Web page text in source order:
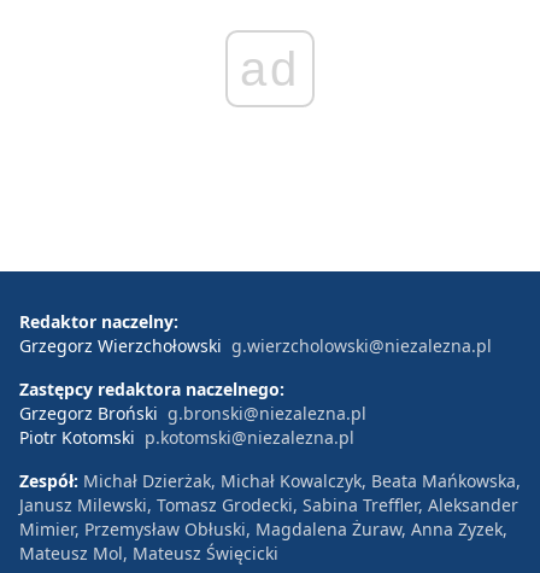
ad
Redaktor naczelny:
Grzegorz Wierzchołowski g.wierzcholowski@niezalezna.pl
Zastępcy redaktora naczelnego:
Grzegorz Broński g.bronski@niezalezna.pl
Piotr Kotomski p.kotomski@niezalezna.pl
Zespół: Michał Dzierżak, Michał Kowalczyk, Beata Mańkowska,
Janusz Milewski, Tomasz Grodecki, Sabina Treffler, Aleksander
Mimier, Przemysław Obłuski, Magdalena Żuraw, Anna Zyzek,
Mateusz Mol, Mateusz Święcicki